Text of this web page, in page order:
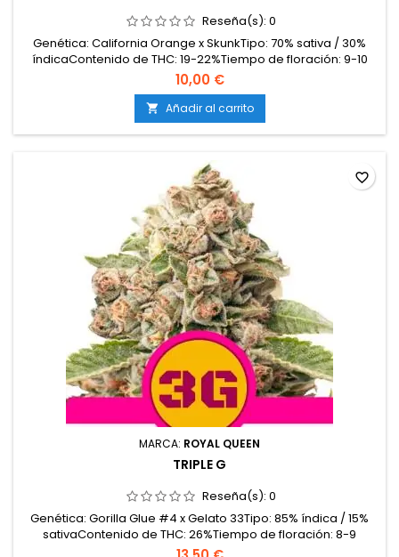
Reseña(s): 0
Genética: California Orange x SkunkTipo: 70% sativa / 30%
índicaContenido de THC: 19-22%Tiempo de floración: 9-10
semanasProducción en interior: 450-500 g/m²Producción en
exterior: hasta 600 g/plantaAltura: 90-140 cm en interior;
hasta 200 cm en exteriorAromas y sabores: Intensos cítricos
(mandarina, naranja, limón) con notas...
10,00 €
 Añadir al carrito
MARCA: ROYAL QUEEN
TRIPLE G
Reseña(s): 0
Genética: Gorilla Glue #4 x Gelato 33Tipo: 85% índica / 15%
sativaContenido de THC: 26%Tiempo de floración: 8-9
semanasProducción en interior: 525-575 g/m²Producción en
favorite_border